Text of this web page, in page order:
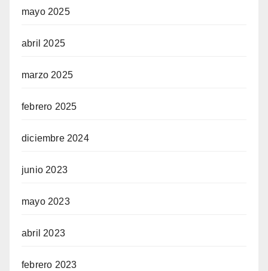
mayo 2025
abril 2025
marzo 2025
febrero 2025
diciembre 2024
junio 2023
mayo 2023
abril 2023
febrero 2023